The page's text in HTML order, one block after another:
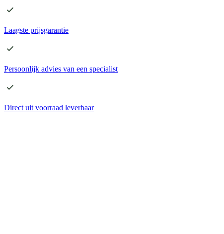
Laagste prijsgarantie
Persoonlijk advies van een specialist
Direct uit voorraad leverbaar